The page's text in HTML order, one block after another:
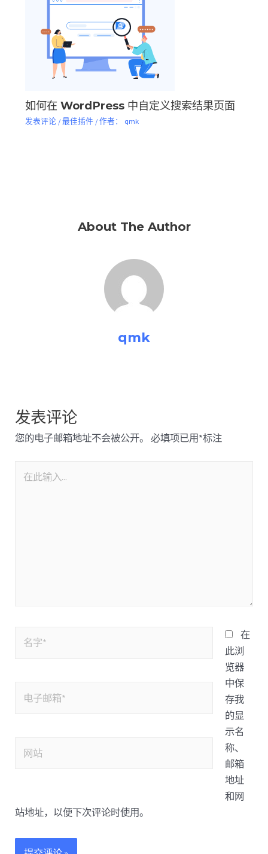
如何在 WordPress 中自定义搜索结果页面
发表评论 /最佳插件/ 作者： qmk
About The Author
qmk
发表评论
您的电子邮箱地址不会被公开。 必填项已用*标注
在
此浏
览器
中保
存我
的显
示名
称、
邮箱
地址
和网
站地址，以便下次评论时使用。